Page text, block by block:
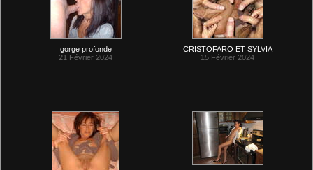
gorge profonde
21 Février 2024
CRISTOFARO ET SYLVIA
15 Février 2024